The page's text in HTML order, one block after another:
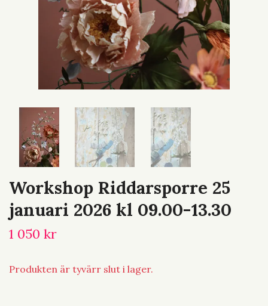
Workshop Riddarsporre 25
januari 2026 kl 09.00-13.30
1 050 kr
Produkten är tyvärr slut i lager.